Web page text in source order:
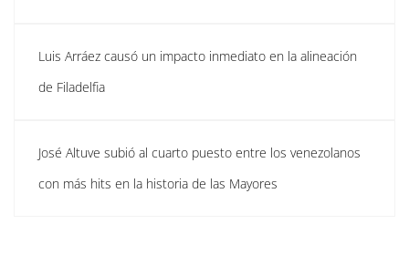
Luis Arráez causó un impacto inmediato en la alineación
de Filadelfia
José Altuve subió al cuarto puesto entre los venezolanos
con más hits en la historia de las Mayores